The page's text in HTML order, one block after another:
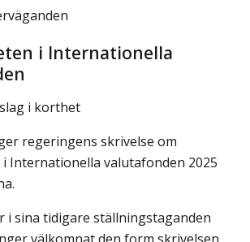
i Internationella
i korthet
regeringens skrivelse om
Internationella valutafonden 2025
i sina tidigare ställningstaganden
välkomnat den form skrivelsen